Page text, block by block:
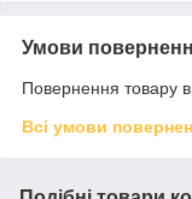
Умови
Повернення товару
Всі умови